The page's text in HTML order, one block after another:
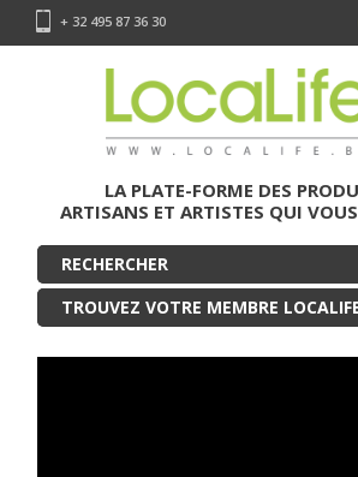
+ 32 495 87 36 30
LA PLATE-FORME DES
ARTISANS ET ARTISTES QUI
TROUVEZ VOTRE MEMBRE